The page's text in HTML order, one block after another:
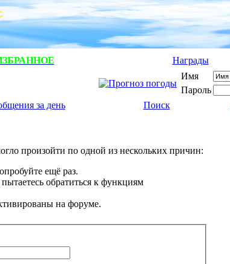
Награды
Имя
Пароль
за день Поиск
произойти по одной из нескольких причин:
ещё раз.
обратиться к функциям
на форуме.